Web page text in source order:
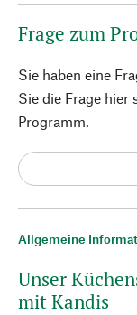
Allgemeine
Unser
mit Kandis
Frage zum
Sie haben eine
Sie die Frage hier
Programm.